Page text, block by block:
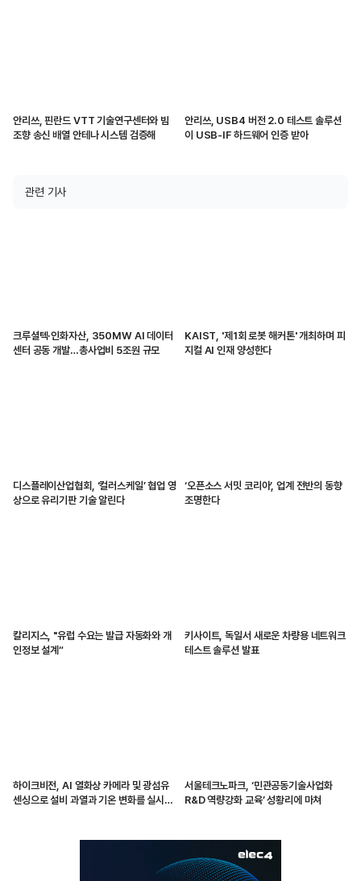
안리쓰, 핀란드 VTT 기술연구센터와 빔
조향 송신 배열 안테나 시스템 검증해
안리쓰, USB4 버전 2.0 테스트 솔루션
이 USB-IF 하드웨어 인증 받아
관련 기사
크루셜텍·인화자산, 350MW AI 데이터
센터 공동 개발…총사업비 5조원 규모
KAIST, '제1회 로봇 해커톤' 개최하며 피
지컬 AI 인재 양성한다
디스플레이산업협회, ‘컬러스케일’ 협업 영
상으로 유리기판 기술 알린다
‘오픈소스 서밋 코리아’, 업계 전반의 동향
조명한다
칼리지스, "유럽 수요는 발급 자동화와 개
인정보 설계“
키사이트, 독일서 새로운 차량용 네트워크
테스트 솔루션 발표
하이크비전, AI 열화상 카메라 및 광섬유
센싱으로 설비 과열과 기온 변화를 실시간
서울테크노파크, ‘민관공동기술사업화
R&D 역량강화 교육’ 성황리에 마쳐